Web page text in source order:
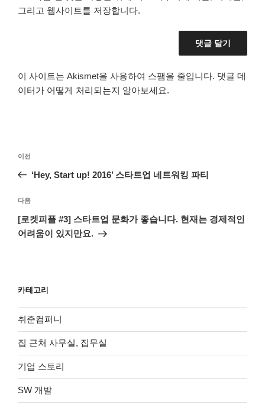
그리고 웹사이트를 저장합니다.
이 사이트는 Akismet을 사용하여 스팸을 줄입니다. 댓글 데
이터가 어떻게 처리되는지 알아보세요.
색
이
전
이전
‘Hey, Start up! 2016’ 스타트업 네트워킹 파티
다
음
글
다음
[로켓피플 #3] 스타트업 문화가 좋습니다. 현재는 경제적인
어려움이 있지만요.
카테고리
취준컴퍼니
집 근처 사무실, 집무실
기업 스토리
SW 개발